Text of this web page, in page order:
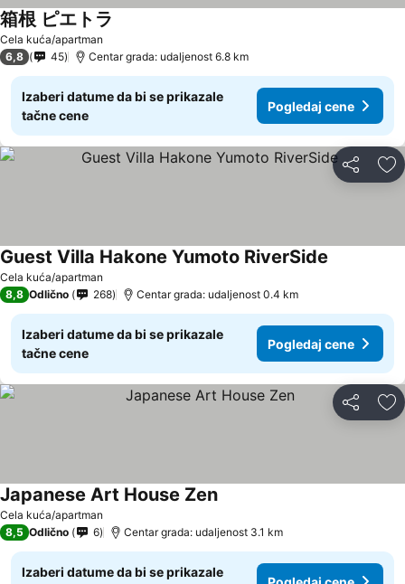
Cela kuća/apartman
箱根 ピエトラ
6,8 45 Centar grada: udaljenost 6.8 km
Izaberi datume da bi se prikazale
tačne cene
Pogledaj cene
Deli
Cela kuća/apartman
Guest Villa Hakone Yumoto RiverSide
8,8 Odlično 268 Centar grada: udaljenost 0.4 km
Izaberi datume da bi se prikazale
tačne cene
Pogledaj cene
Deli
Cela kuća/apartman
Japanese Art House ZenPogledaj cene
8,5 Odlično 6 Centar grada: udaljenost 3.1 km
Izaberi datume da bi se prikazale